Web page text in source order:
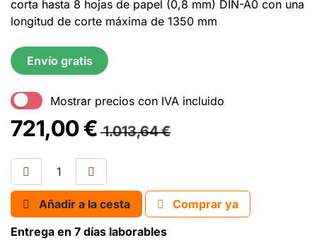
corta hasta 8 hojas de papel (0,8 mm) DIN-A0 con una
longitud de corte máxima de 1350 mm
Envío gratis
Mostrar precios con IVA incluido
721,00€ 1.013,64€
Añadir a la cesta
Comprar ya
Entrega en 7 días laborables